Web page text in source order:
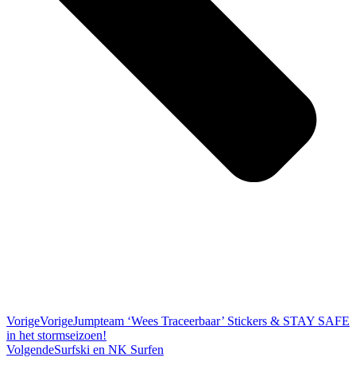
VorigeVorigeJumpteam ‘Wees Traceerbaar’ Stickers & STAY SAFE
in het stormseizoen!
VolgendeSurfski en NK Surfen